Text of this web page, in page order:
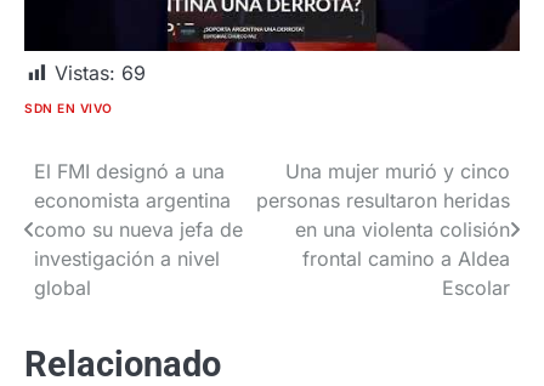
Vistas: 69
SDN EN VIVO
Navegación
de
entradas
El FMI designó a una
economista argentina
como su nueva jefa de
investigación a nivel
global
Una mujer murió y cinco
personas resultaron heridas
en una violenta colisión
frontal camino a Aldea
Escolar
Relacionado